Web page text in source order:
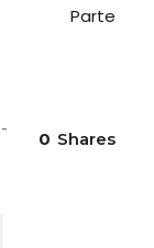
Parte
0 Shares